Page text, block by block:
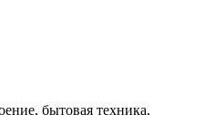
бытовая техника,